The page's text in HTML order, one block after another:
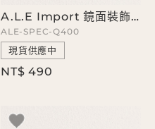
A.L.E Import 鏡面裝飾方盤
ALE-SPEC-Q400
現貨供應中
NT$ 490